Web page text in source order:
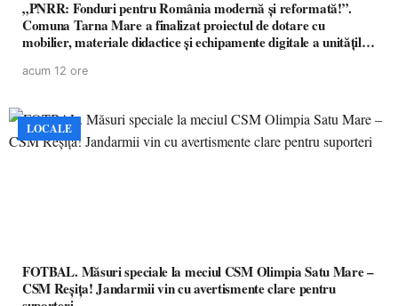
„PNRR: Fonduri pentru România modernă și reformată!”.
Comuna Tarna Mare a finalizat proiectul de dotare cu
mobilier, materiale didactice și echipamente digitale a unităților
acum 12 ore
LOCALE
FOTBAL. Măsuri speciale la meciul CSM Olimpia Satu Mare –
CSM Reșița! Jandarmii vin cu avertismente clare pentru